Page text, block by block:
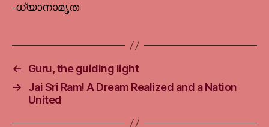
-ധ്യാനാമൃത
←
Guru, the guiding light
→
Jai Sri Ram! A Dream Realized and a Nation
United